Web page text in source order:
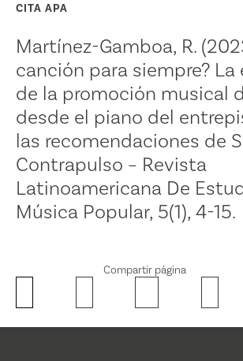
CITA APA
Martínez-Gamboa, R.
canción para siempre?
de la promoción musical
desde el piano del
las recomendaciones de
Contrapulso – Revista
Latinoamericana De
Música Popular, 5(1), 4-15.
Compartir página